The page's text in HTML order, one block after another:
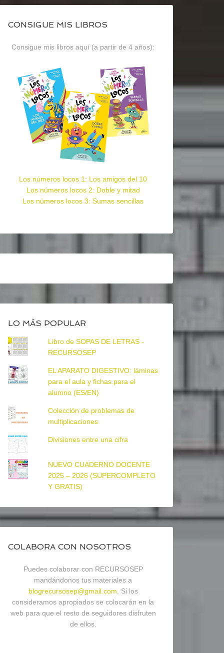
CONSIGUE MIS LIBROS
Consigue mis libros aquí (a partir de 4 años):
Los números locos 1: Los amigos del 10
Los números locos 2: Doble y mitad
Los números locos 3: Sumas sencillas
LO MÁS POPULAR
Libro de SOPAS DE LETRAS -
RECURSOSEP
EL APARATO DIGESTIVO: láminas
para el aula y fichas para el
alumno (ES/EN)
Colección de problemas de
multiplicaciones
Divisiones entre una cifra
NUEVO CUADERNO DOCENTE
2025 – 2026 (SUPERCOMPLETO
Y GRATIS)
COLABORA CON NOSOTROS
Puedes colaborar con RECURSOSEP
mandándonos tus materiales a
blogrecursosep@gmail.com . Si los
consideramos apropiados se colocarán en la
web para que el resto de seguidores disfruten
de ellos.